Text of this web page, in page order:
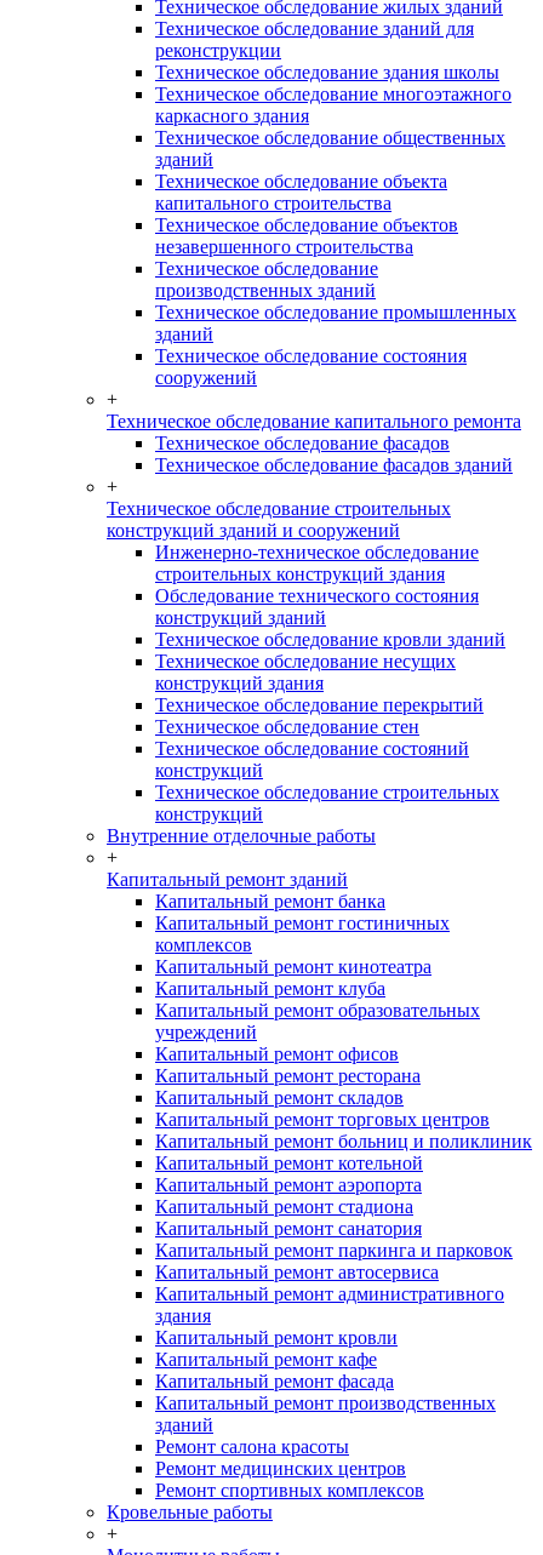
Техническое обследование жилых зданий
Техническое обследование зданий для
реконструкции
Техническое обследование здания школы
Техническое обследование многоэтажного
каркасного здания
Техническое обследование общественных
зданий
Техническое обследование объекта
капитального строительства
Техническое обследование объектов
незавершенного строительства
Техническое обследование
производственных зданий
Техническое обследование промышленных
зданий
Техническое обследование состояния
сооружений
+
Техническое обследование капитального ремонта
Техническое обследование фасадов
Техническое обследование фасадов зданий
+
Техническое обследование строительных
конструкций зданий и сооружений
Инженерно-техническое обследование
строительных конструкций здания
Обследование технического состояния
конструкций зданий
Техническое обследование кровли зданий
Техническое обследование несущих
конструкций здания
Техническое обследование перекрытий
Техническое обследование стен
Техническое обследование состояний
конструкций
Техническое обследование строительных
конструкций
Внутренние отделочные работы
+
Капитальный ремонт зданий
Капитальный ремонт банка
Капитальный ремонт гостиничных
комплексов
Капитальный ремонт кинотеатра
Капитальный ремонт клуба
Капитальный ремонт образовательных
учреждений
Капитальный ремонт офисов
Капитальный ремонт ресторана
Капитальный ремонт складов
Капитальный ремонт торговых центров
Капитальный ремонт больниц и поликлиник
Капитальный ремонт котельной
Капитальный ремонт аэропорта
Капитальный ремонт стадиона
Капитальный ремонт санатория
Капитальный ремонт паркинга и парковок
Капитальный ремонт автосервиса
Капитальный ремонт административного
здания
Капитальный ремонт кровли
Капитальный ремонт кафе
Капитальный ремонт фасада
Капитальный ремонт производственных
зданий
Ремонт салона красоты
Ремонт медицинских центров
Ремонт спортивных комплексов
Кровельные работы
+